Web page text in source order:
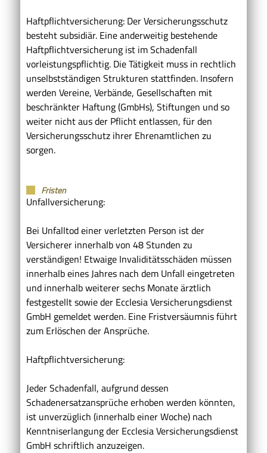
Haftpflichtversicherung: Der Versicherungsschutz
besteht subsidiär. Eine anderweitig bestehende
Haftpflichtversicherung ist im Schadenfall
vorleistungspflichtig. Die Tätigkeit muss in rechtlich
unselbstständigen Strukturen stattfinden. Insofern
werden Vereine, Verbände, Gesellschaften mit
beschränkter Haftung (GmbHs), Stiftungen und so
weiter nicht aus der Pflicht entlassen, für den
Versicherungsschutz ihrer Ehrenamtlichen zu
sorgen.
Fristen
Unfallversicherung:
Bei Unfalltod einer verletzten Person ist der
Versicherer innerhalb von 48 Stunden zu
verständigen! Etwaige Invaliditätsschäden müssen
innerhalb eines Jahres nach dem Unfall eingetreten
und innerhalb weiterer sechs Monate ärztlich
festgestellt sowie der Ecclesia Versicherungsdienst
GmbH gemeldet werden. Eine Fristversäumnis führt
zum Erlöschen der Ansprüche.
Haftpflichtversicherung:
Jeder Schadenfall, aufgrund dessen
Schadenersatzansprüche erhoben werden könnten,
ist unverzüglich (innerhalb einer Woche) nach
Kenntniserlangung der Ecclesia Versicherungsdienst
GmbH schriftlich anzuzeigen.